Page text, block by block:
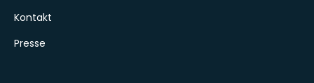
Kontakt
Presse